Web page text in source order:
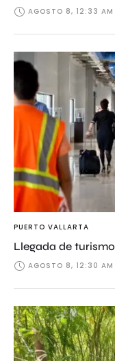
AGOSTO 8, 12:33 AM
PUERTO VALLARTA
Llegada de
AGOSTO 8, 12:30 AM